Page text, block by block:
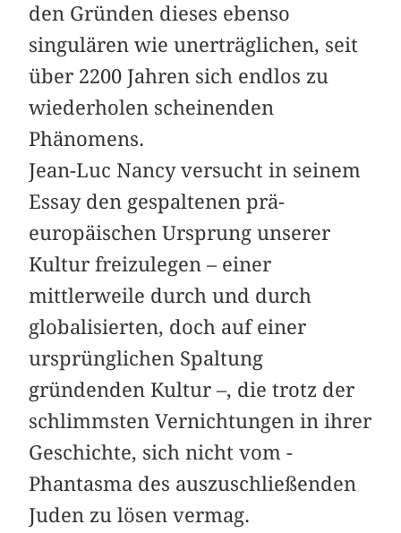
den Gründen dieses ebenso
singulären wie unerträglichen, seit
über 2200 Jahren sich ­endlos zu
wieder­holen scheinenden
Phänomens.
Jean-Luc Nancy versucht in seinem
Essay den gespaltenen prä-
europäischen Ursprung unserer
Kultur freizulegen – einer
mittlerweile durch und durch
globalisierten, doch auf einer
ursprünglichen Spaltung
gründenden Kultur –, die trotz der
schlimmsten ­Vernichtungen in ihrer
Geschichte, sich nicht vom ­
Phantasma des auszuschließenden
Juden zu lösen vermag.